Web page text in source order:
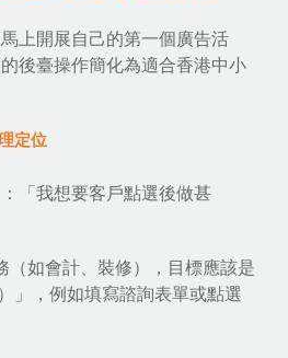
上開展自己的第一個廣告活
後臺操作簡化為適合香港中小
定位
「我想要客戶點選後做甚
（如會計、裝修），目標應該是
」，例如填寫諮詢表單或點選